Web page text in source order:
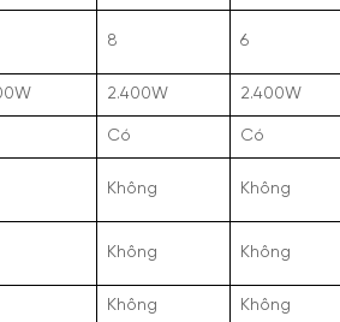
8 6
2.400W 2.400W
Có Có
Không Không
Không Không
Không Không